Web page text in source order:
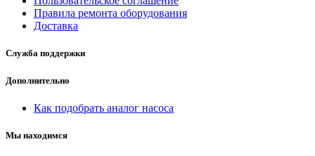
Правила ремонта оборудования
Доставка
Служба поддержки
Дополнительно
Как подобрать аналог насоса
Мы находимся